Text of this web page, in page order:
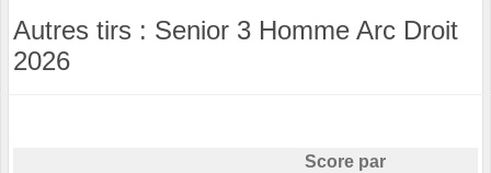
Autres tirs : Senior 3 Homme Arc Droit
2026
Score par